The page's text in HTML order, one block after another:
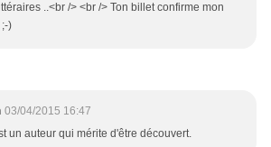
..<br /> <br /> Ton billet confirme mon
)
03/04/2015 16:47
un auteur qui mérite d'être découvert.